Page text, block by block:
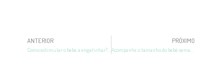
ANTERIOR PRÓXIMO